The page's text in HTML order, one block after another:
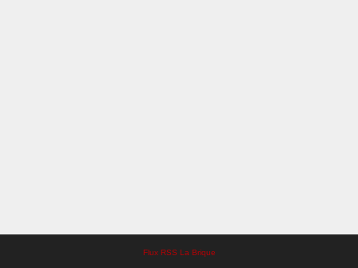
Flux RSS La Brique